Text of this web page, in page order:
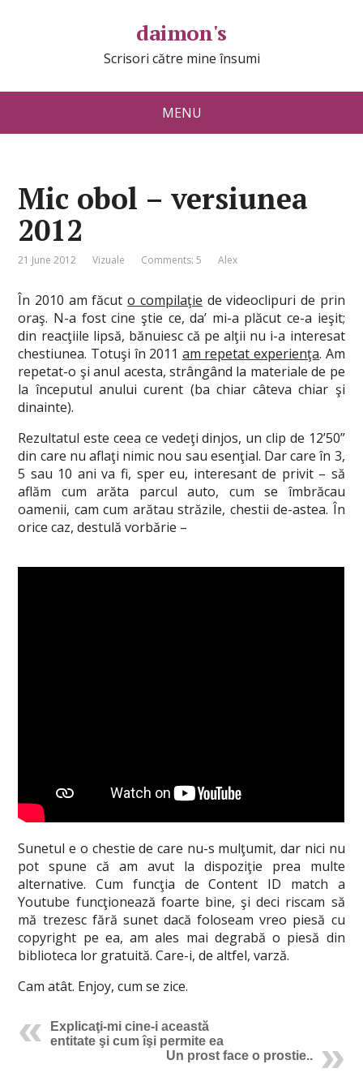
daimon's
Scrisori către mine însumi
MENU
Mic obol – versiunea
2012
21 June 2012 Vizuale Comments: 5 Alex
În 2010 am făcuto compilaţie de videoclipuri de prin
oraş. N-a fost cine ştie ce, da’ mi-a plăcut ce-a ieşit;
din reacţiile lipsă, bănuiesc că pe alţii nu i-a interesat
chestiunea. Totuşi în 2011 am repetat experienţa. Am
repetat-o şi anul acesta, strângând la materiale de pe
la începutul anului curent (ba chiar câteva chiar şi
dinainte).
Rezultatul este ceea ce vedeţi dinjos, un clip de 12’50”
din care nu aflaţi nimic nou sau esenţial. Dar care în 3,
5 sau 10 ani va fi, sper eu, interesant de privit – să
aflăm cum arăta parcul auto, cum se îmbrăcau
oamenii, cam cum arătau străzile, chestii de-astea. În
orice caz, destulă vorbărie –
Sunetul e o chestie de care nu-s mulţumit, dar nici nu
pot spune că am avut la dispoziţie prea multe
alternative. Cum funcţia de Content ID match a
Youtube funcţionează foarte bine, şi deci riscam să
mă trezesc fără sunet dacă foloseam vreo piesă cu
copyright pe ea, am ales mai degrabă o piesă din
biblioteca lor gratuită. Care-i, de altfel, varză.
Cam atât. Enjoy, cum se zice.
Explicaţi-mi cine-i această
entitate şi cum îşi permite ea
Un prost face o prostie..